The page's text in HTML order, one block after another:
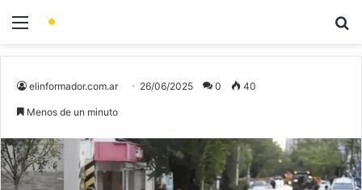
elinformador.com.ar 26/06/2025 0 40
Menos de un minuto